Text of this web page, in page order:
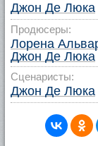
Джон Де Люка
Продюсеры:
Лорена
Джон Де Люка
Сценаристы:
Джон Де Люка